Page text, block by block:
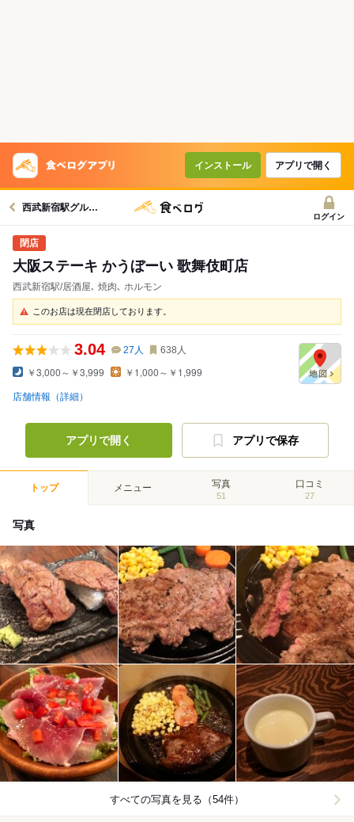
インストール アプリで開く
西武新宿駅グルメへ
ログイン
大阪ステーキ かうぼーい 歌舞伎町店
西武新宿駅/居酒屋､ 焼肉､ ホルモン
このお店は現在閉店しております。
3.04 27 人 638 人
￥3,000～￥3,999 ￥1,000～￥1,999
店舗情報（詳細）
アプリで開く アプリで保存
トップ メニュー 写真
51
口コミ
27
写真
すべての写真を見る（54件）